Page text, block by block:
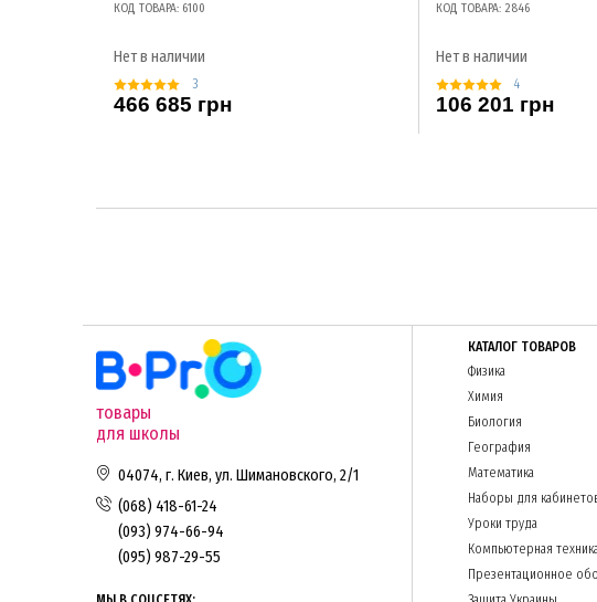
КОД ТОВАРА: 6100
Нет в наличии
3
466 685 грн
КОД ТОВАРА: 2846
Нет в наличии
4
106 201 грн
товары
для школы
04074, г. Киев, ул. Шимановского, 2/1
(068) 418-61-24
(093) 974-66-94
(095) 987-29-55
КАТАЛОГ ТОВАРОВ
Физика
Химия
Биология
География
Математика
Наборы для
Уроки труда
Компьютерная
Презентационное